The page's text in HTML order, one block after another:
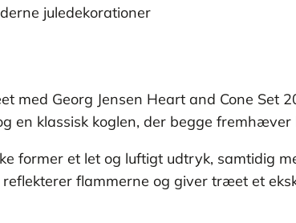
juledekorationer
med Georg Jensen Heart and Cone Set
en klassisk koglen, der begge
former et let og luftigt udtryk, samtidig
flammerne og giver træet et